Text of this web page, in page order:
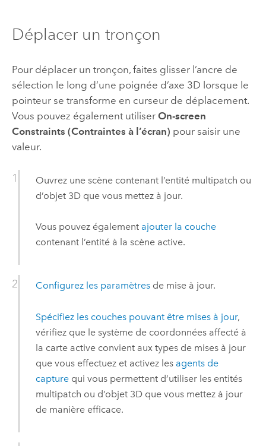
Déplacer un tronçon
Pour déplacer un tronçon, faites glisser l’ancre de
sélection le long d’une poignée d’axe 3D lorsque le
pointeur se transforme en curseur de déplacement.
Vous pouvez également utiliser On-screen
Constraints (Contraintes à l’écran) pour saisir une
valeur.
Ouvrez une scène contenant l’entité multipatch ou
d’objet 3D que vous mettez à jour.
Vous pouvez également ajouter la couche
contenant l’entité à la scène active.
Configurez les paramètresde mise à jour.
Spécifiez les couches pouvant être mises à jour,
vérifiez que le système de coordonnées affecté à
la carte active convient aux types de mises à jour
que vous effectuez et activez les agents de
capturequi vous permettent d’utiliser les entités
multipatch ou d’objet 3D que vous mettez à jour
de manière efficace.